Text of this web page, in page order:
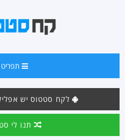
תפריט
לקח סטטוס יש
תנו לי